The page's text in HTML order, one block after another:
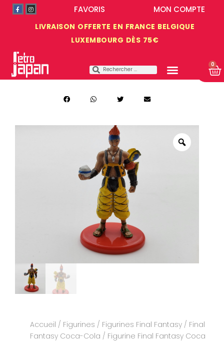
LIVRAISON OFFERTE EN FRANCE BELGIQUE
LUXEMBOURG DÈS 75€
MON COMPTE
FAVORIS
0
Accueil / Figurines / Figurines Final Fantasy / Final
Fantasy Coca-Cola / Figurine Final Fantasy Coca